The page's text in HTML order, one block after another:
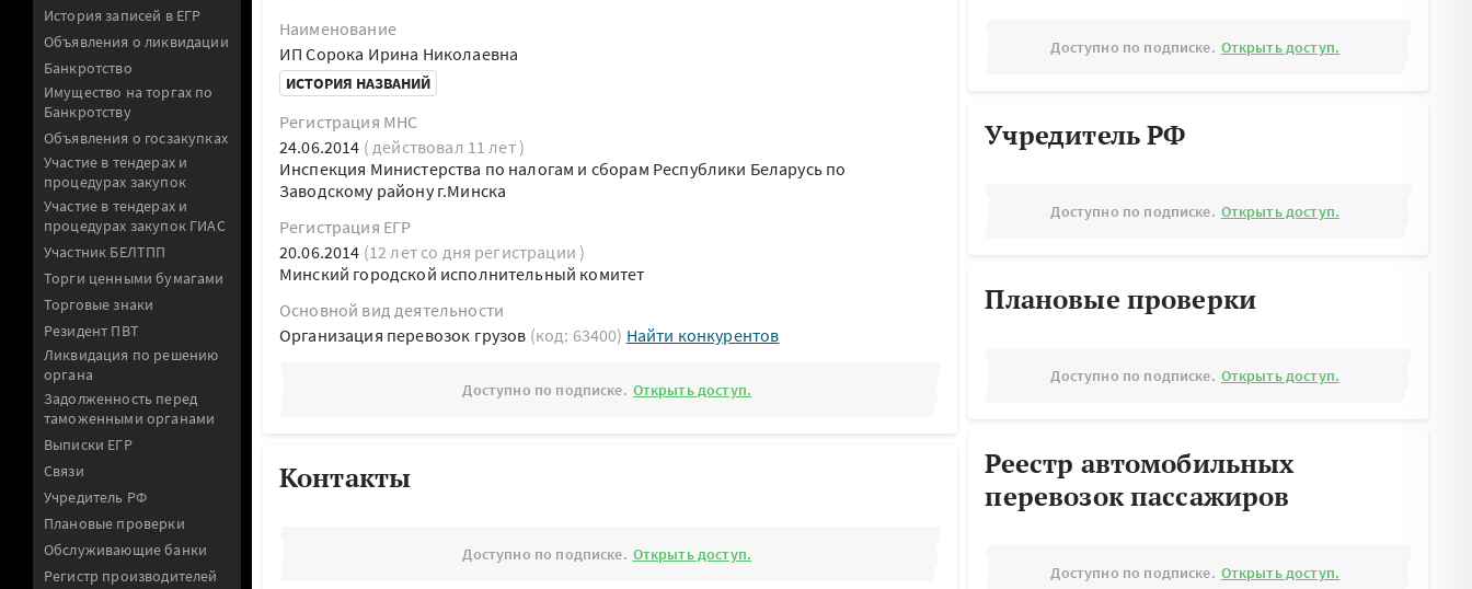
История записей в ЕГР
Объявления о ликвидации
Банкротство
Имущество на торгах по
Банкротству
Объявления о госзакупках
Участие в тендерах и
процедурах закупок
Участие в тендерах и
процедурах закупок ГИАС
Участник БЕЛТПП
Торги ценными бумагами
Торговые знаки
Резидент ПВТ
Ликвидация по решению
органа
Задолженность перед
таможенными органами
Выписки ЕГР
Связи
Учредитель РФ
Плановые проверки
Обслуживающие банки
Регистр производителей
Наименование
ИП Сорока Ирина Николаевна
ИСТОРИЯ НАЗВАНИЙ
Регистрация МНС
24.06.2014 ( действовал 11 лет )
Инспекция Министерства по налогам и сборам Республики Беларусь по
Заводскому району г.Минска
Регистрация ЕГР
20.06.2014 (12 лет со дня регистрации )
Минский городской исполнительный комитет
Основной вид деятельности
Организация перевозок грузов (код: 63400) Найти конкурентов
Доступно по подписке. Открыть доступ.
Контакты
Доступно по подписке. Открыть доступ.
Доступно по подписке. Открыть доступ.
Учредитель РФ
Доступно по подписке. Открыть доступ.
Плановые проверки
Доступно по подписке. Открыть доступ.
Реестр автомобильных
перевозок пассажиров
Доступно по подписке. Открыть доступ.